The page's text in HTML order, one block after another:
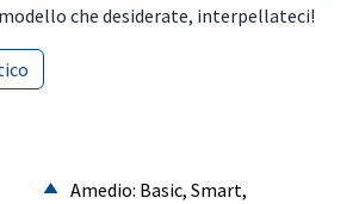
che desiderate, interpellateci!
Amedio: Basic, Smart,